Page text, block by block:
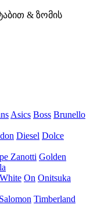
& ზომის
Asics Boss Brunello
Diesel Dolce
Zanotti Golden
On Onitsuka
Salomon Timberland